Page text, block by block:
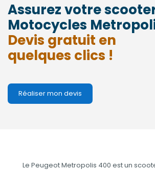
Assurez votre
Motocycles
Devis gratuit en
quelques clics !
Réaliser mon devis
Le Peugeot Metropolis 400 est un